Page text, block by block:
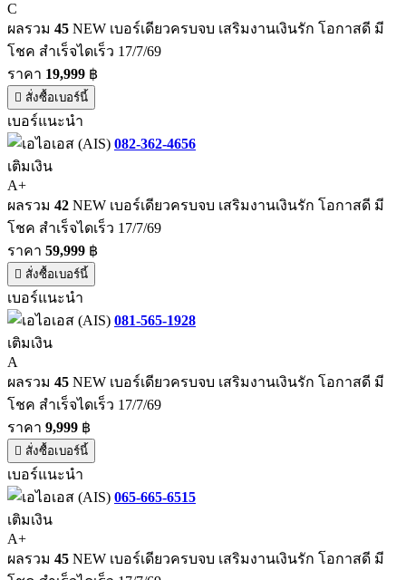
C
ผลรวม 45 NEW เบอร์เดียวครบจบ เสริมงานเงินรัก โอกาสดี มี
โชค สำเร็จไดเร็ว 17/7/69
ราคา 19,999 ฿
สั่งซื้อเบอร์นี้
เบอร์แนะนำ
082-362-4656
เติมเงิน
A+
ผลรวม 42 NEW เบอร์เดียวครบจบ เสริมงานเงินรัก โอกาสดี มี
โชค สำเร็จไดเร็ว 17/7/69
ราคา 59,999 ฿
สั่งซื้อเบอร์นี้
เบอร์แนะนำ
081-565-1928
เติมเงิน
A
ผลรวม 45 NEW เบอร์เดียวครบจบ เสริมงานเงินรัก โอกาสดี มี
โชค สำเร็จไดเร็ว 17/7/69
ราคา 9,999 ฿
สั่งซื้อเบอร์นี้
เบอร์แนะนำ
065-665-6515
เติมเงิน
A+
ผลรวม 45 NEW เบอร์เดียวครบจบ เสริมงานเงินรัก โอกาสดี มี